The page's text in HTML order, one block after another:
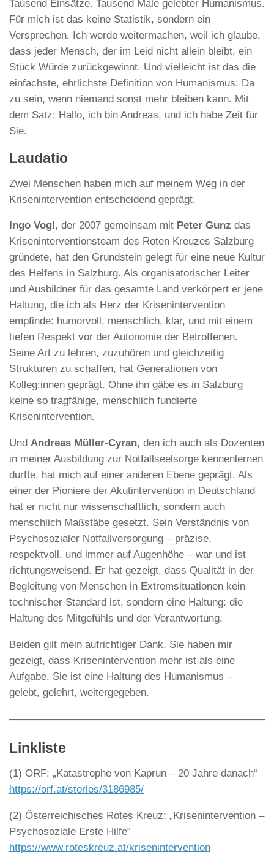
Tausend Einsätze. Tausend Male gelebter Humanismus.
Für mich ist das keine Statistik, sondern ein
Versprechen. Ich werde weitermachen, weil ich glaube,
dass jeder Mensch, der im Leid nicht allein bleibt, ein
Stück Würde zurückgewinnt. Und vielleicht ist das die
einfachste, ehrlichste Definition von Humanismus: Da
zu sein, wenn niemand sonst mehr bleiben kann. Mit
dem Satz: Hallo, ich bin Andreas, und ich habe Zeit für
Sie.
Laudatio
Zwei Menschen haben mich auf meinem Weg in der
Krisenintervention entscheidend geprägt.
Ingo Vogl , der 2007 gemeinsam mit Peter Gunz das
Kriseninterventionsteam des Roten Kreuzes Salzburg
gründete, hat den Grundstein gelegt für eine neue Kultur
des Helfens in Salzburg. Als organisatorischer Leiter
und Ausbildner für das gesamte Land verkörpert er jene
Haltung, die ich als Herz der Krisenintervention
empfinde: humorvoll, menschlich, klar, und mit einem
tiefen Respekt vor der Autonomie der Betroffenen.
Seine Art zu lehren, zuzuhören und gleichzeitig
Strukturen zu schaffen, hat Generationen von
Kolleg:innen geprägt. Ohne ihn gäbe es in Salzburg
keine so tragfähige, menschlich fundierte
Krisenintervention.
Und Andreas Müller-Cyran, den ich auch als Dozenten
in meiner Ausbildung zur Notfallseelsorge kennenlernen
durfte, hat mich auf einer anderen Ebene geprägt. Als
einer der Pioniere der Akutintervention in Deutschland
hat er nicht nur wissenschaftlich, sondern auch
menschlich Maßstäbe gesetzt. Sein Verständnis von
Psychosozialer Notfallversorgung – präzise,
respektvoll, und immer auf Augenhöhe – war und ist
richtungsweisend. Er hat gezeigt, dass Qualität in der
Begleitung von Menschen in Extremsituationen kein
technischer Standard ist, sondern eine Haltung: die
Haltung des Mitgefühls und der Verantwortung.
Beiden gilt mein aufrichtiger Dank. Sie haben mir
gezeigt, dass Krisenintervention mehr ist als eine
Aufgabe. Sie ist eine Haltung des Humanismus –
gelebt, gelehrt, weitergegeben.
Linkliste
(1) ORF: „Katastrophe von Kaprun – 20 Jahre danach“
https://orf.at/stories/3186985/
(2) Österreichisches Rotes Kreuz: „Krisenintervention –
Psychosoziale Erste Hilfe“
https://www.roteskreuz.at/krisenintervention